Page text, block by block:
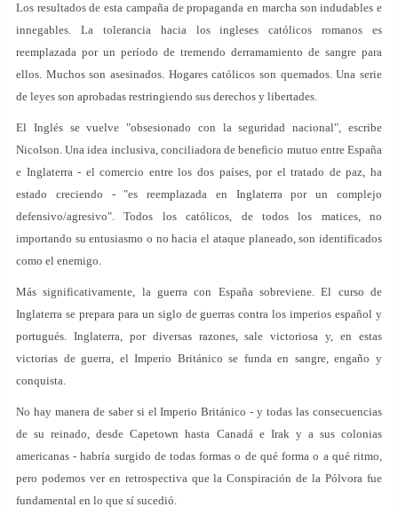
Los resultados de esta campaña de propaganda en marcha son indudables e
innegables. La tolerancia hacia los ingleses católicos romanos es
reemplazada por un período de tremendo derramamiento de sangre para
ellos. Muchos son asesinados. Hogares católicos son quemados. Una serie
de leyes son aprobadas restringiendo sus derechos y libertades.
El Inglés se vuelve "obsesionado con la seguridad nacional", escribe
Nicolson. Una idea inclusiva, conciliadora de beneficio mutuo entre España
e Inglaterra - el comercio entre los dos países, por el tratado de paz, ha
estado creciendo - "es reemplazada en Inglaterra por un complejo
defensivo/agresivo". Todos los católicos, de todos los matices, no
importando su entusiasmo o no hacia el ataque planeado, son identificados
como el enemigo.
Más significativamente, la guerra con España sobreviene. El curso de
Inglaterra se prepara para un siglo de guerras contra los imperios español y
portugués. Inglaterra, por diversas razones, sale victoriosa y, en estas
victorias de guerra, el Imperio Británico se funda en sangre, engaño y
conquista.
No hay manera de saber si el Imperio Británico - y todas las consecuencias
de su reinado, desde Capetown hasta Canadá e Irak y a sus colonias
americanas - habría surgido de todas formas o de qué forma o a qué ritmo,
pero podemos ver en retrospectiva que la Conspiración de la Pólvora fue
fundamental en lo que sí sucedió.